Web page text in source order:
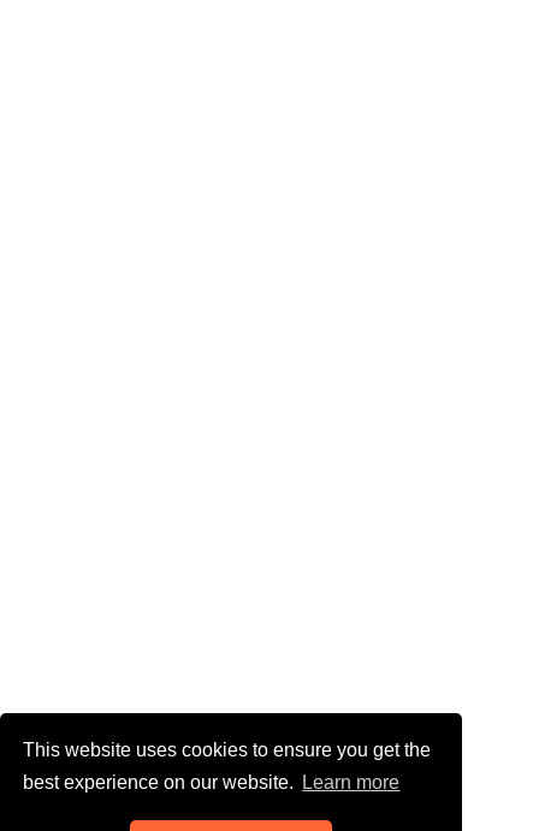
This website uses cookies to ensure you get the
best experience on our website.
Learn more